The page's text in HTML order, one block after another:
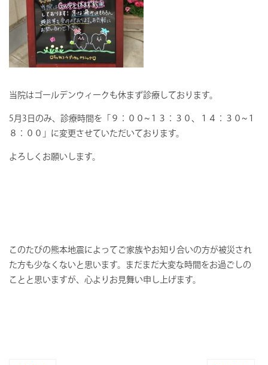
当院はゴールデンウィークも休まず診療しております。
5月3日のみ、診療時間を「９：００~１３：３０、１４：３０~１
８：００」に変更させていただいております。
よろしくお願いします。
このたびの熊本地震によってご家族やお知り合いの方が被災され
た方も少なくないと思います。まだまだ大変な時間をお過ごしの
ことと思いますが、心よりお見舞い申し上げます。